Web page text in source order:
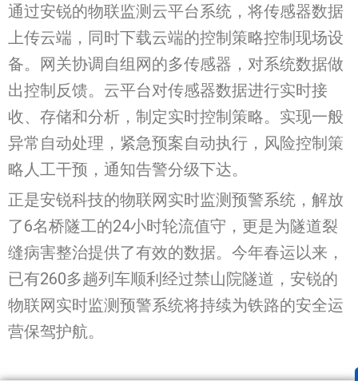
通过安锐的物联监测云平台系统，将传感器数据
上传云端，同时下载云端的控制策略控制现场设
备。网关协调自组网的多传感器，对系统数据做
出控制反馈。云平台对传感器数据进行实时接
收、存储和分析，制定实时控制策略。实现一般
异常自动处理，紧急预案自动执行，风险控制策
略人工干预，通知告警分级下达。
正是安锐科技的物联网实时监测预警系统，解放
了6名桥隧工的24小时轮流值守，更是为隧道裂
缝病害整治提供了有效的数据。今年春运以来，
已有260多趟列车顺利经过禁山院隧道，安锐的
物联网实时监测预警系统将持续为铁路的安全运
营保驾护航。